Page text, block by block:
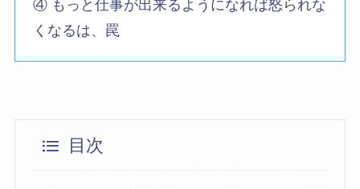
④ もっと仕事が出来るようになれば怒られな
くなるは、罠
目次